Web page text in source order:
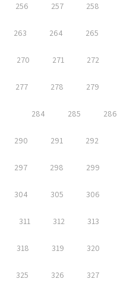
256 257 258
263 264 265
270 271 272
277 278 279
284 285 286
290 291 292
297 298 299
304 305 306
311 312 313
318 319 320
325 326 327